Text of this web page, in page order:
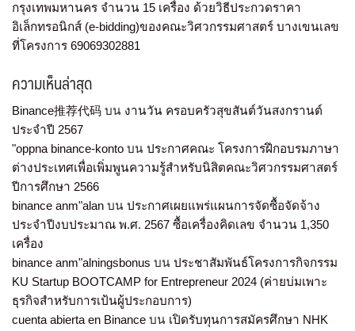
กรุงเทพมหานคร จำนวน 15 เครื่อง ด้วยวิธีประกวดราคา
อิเล็กทรอนิกส์ (e-bidding)ของคณะวิศวกรรมศาสตร์ บางเขนเลข
ที่โครงการ 69069302881
ความเห็นล่าสุด
Binance推荐代码 บน งานวัน ครอบครัวสุขสันต์วันสงกรานต์
ประจำปี 2567
"oppna binance-konto บน ประกาศคณะ โครงการฝึกอบรมภาษา
ต่างประเทศเพื่อเพิ่มพูนความรู้สำหรับนิสิตคณะวิศวกรรมศาสตร์
ปีการศึกษา 2566
binance anm"alan บน ประกาศเผยแพร่แผนการจัดซื้อจัดจ้าง
ประจำปีงบประมาณ พ.ศ. 2567 ซื้อเครื่องคิดเลข จำนวน 1,350
เครื่อง
binance anm"alningsbonus บน ประชาสัมพันธ์โครงการกิจกรรม
KU Startup BOOTCAMP for Entrepreneur 2024 (ค่ายบ่มเพาะ
ธุรกิจสำหรับการเป้นผู้ประกอบการ)
cuenta abierta en Binance บน เปิดรับทุนการสมัครศึกษา NHK